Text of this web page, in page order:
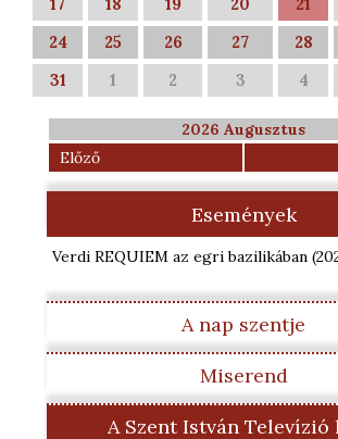
24
25 26 27 28
31
1 2 3 4
2026 Augusztus
Előző
Események
Verdi REQUIEM az egri bazilikában
A nap szentje
Miserend
A Szent István Televízió